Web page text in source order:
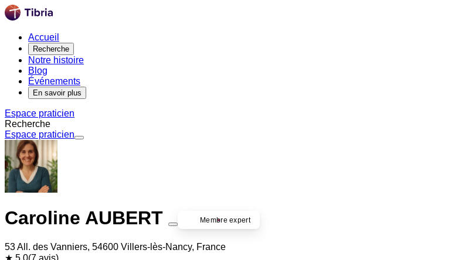
Accueil
Recherche
Notre histoire
Blog
Événements
En savoir plus
Espace praticien
Recherche
Espace praticien
Caroline AUBERT Membre expert
53 All. des Vanniers, 54600 Villers-lès-Nancy, France
★ 5.0(7 avis)